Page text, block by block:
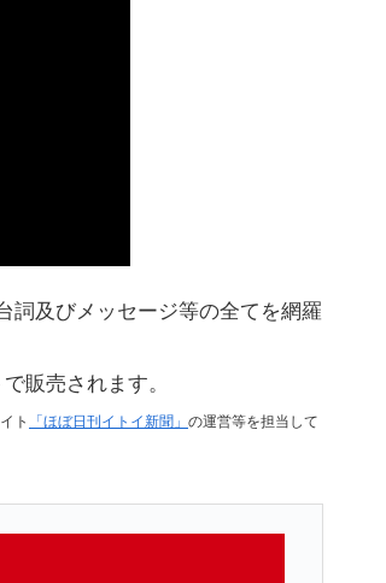
詞及びメッセージ等の全てを網羅
販売されます。
ト 「ほぼ日刊イトイ新聞」 の運営等を担当して